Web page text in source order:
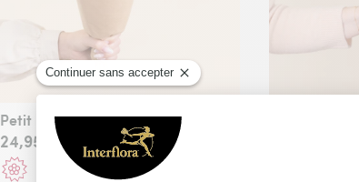
Petit bouquet de fleurs séchées
24,95€
Livraison à petit prix